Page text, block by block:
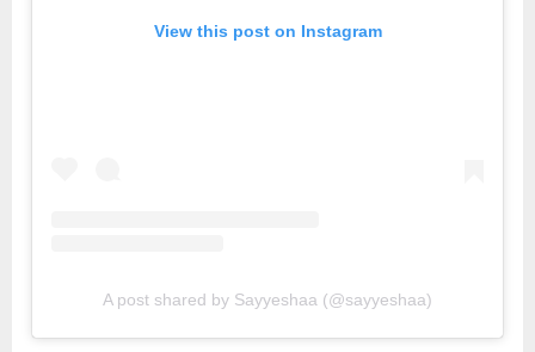
View this post on Instagram
A post shared by Sayyeshaa (@sayyeshaa)